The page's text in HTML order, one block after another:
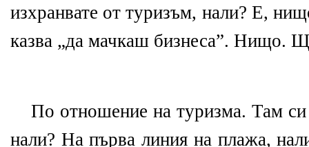
изхранвате от туризъм, нали? Е,
казва „да мачкаш бизнеса”. Нищо.
По отношение на туризма. Там си
нали? На първа линия на плажа,